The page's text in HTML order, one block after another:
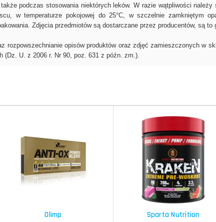
Olimp Sparta Nutrition